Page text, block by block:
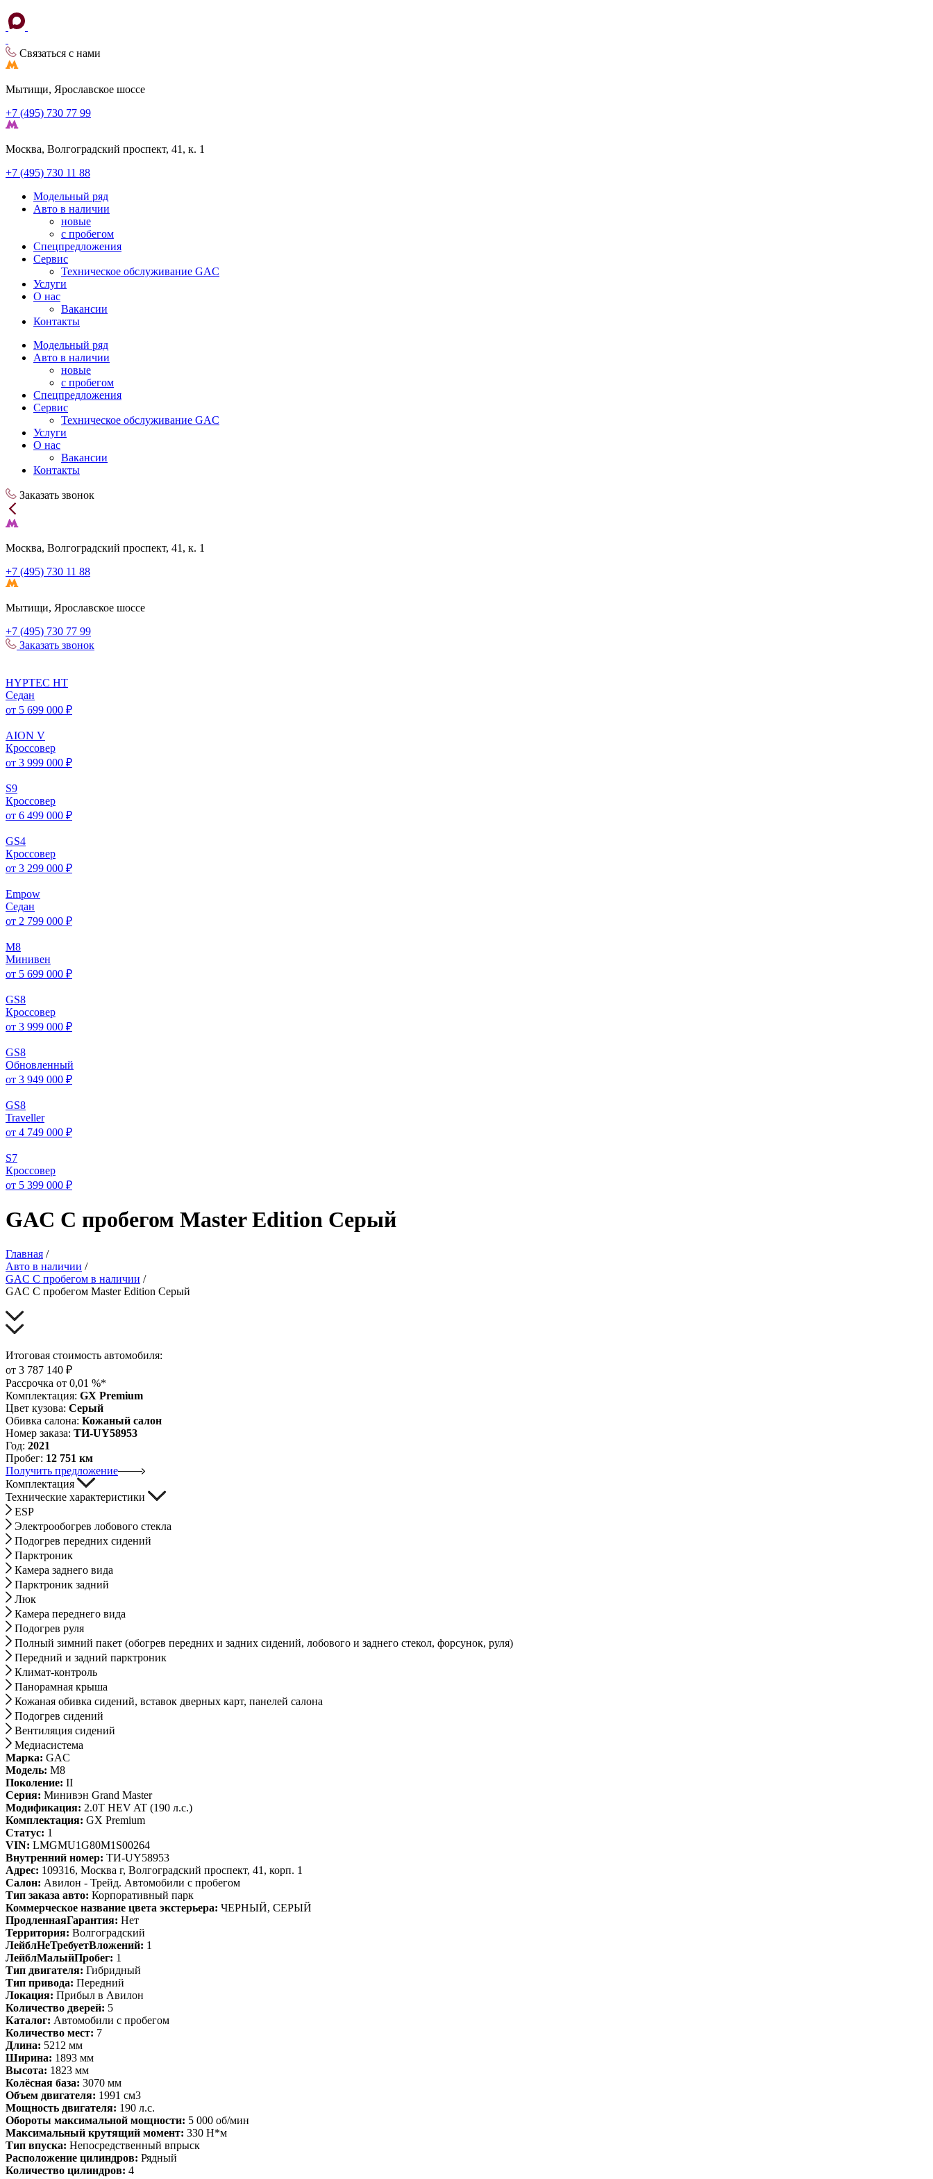
Связаться с нами
Мытищи, Ярославское шоссе
+7 (495) 730 77 99
Москва, Волгоградский проспект, 41, к. 1
+7 (495) 730 11 88
Модельный ряд
Авто в наличии
новые
с пробегом
Спецпредложения
Сервис
Техническое обслуживание GAC
Услуги
О нас
Вакансии
Контакты
Модельный ряд
Авто в наличии
новые
с пробегом
Спецпредложения
Сервис
Техническое обслуживание GAC
Услуги
О нас
Вакансии
Контакты
Заказать звонок
Москва, Волгоградский проспект, 41, к. 1
+7 (495) 730 11 88
Мытищи, Ярославское шоссе
+7 (495) 730 77 99
Заказать звонок
HYPTEC HT
Седан
от 5 699 000 ₽
AION V
Кроссовер
от 3 999 000 ₽
S9
Кроссовер
от 6 499 000 ₽
GS4
Кроссовер
от 3 299 000 ₽
Empow
Седан
от 2 799 000 ₽
M8
Минивен
от 5 699 000 ₽
GS8
Кроссовер
от 3 999 000 ₽
GS8
Обновленный
от 3 949 000 ₽
GS8
Traveller
от 4 749 000 ₽
S7
Кроссовер
от 5 399 000 ₽
GAC С пробегом Master Edition Серый
Главная /
Авто в наличии /
GAC С пробегом в наличии /
GAC С пробегом Master Edition Серый
Итоговая стоимость автомобиля:
от 3 787 140 ₽
Рассрочка от 0,01 %*
Комплектация: GX Premium
Цвет кузова: Серый
Обивка салона: Кожаный салон
Номер заказа: ТИ-UY58953
Год: 2021
Пробег: 12 751 км
Получить предложение
Комплектация
Технические характеристики
ESP
Электрообогрев лобового стекла
Подогрев передних сидений
Парктроник
Камера заднего вида
Парктроник задний
Люк
Камера переднего вида
Подогрев руля
Полный зимний пакет (обогрев передних и задних сидений, лобового и заднего стекол, форсунок, руля)
Передний и задний парктроник
Климат-контроль
Панорамная крыша
Кожаная обивка сидений, вставок дверных карт, панелей салона
Подогрев сидений
Вентиляция сидений
Медиасистема
Марка: GAC
Модель: M8
Поколение: II
Серия: Минивэн Grand Master
Модификация: 2.0T HEV AT (190 л.с.)
Комплектация: GX Premium
Статус: 1
VIN: LMGMU1G80M1S00264
Внутренний номер: ТИ-UY58953
Адрес: 109316, Москва г, Волгоградский проспект, 41, корп. 1
Салон: Авилон - Трейд. Автомобили с пробегом
Тип заказа авто: Корпоративный парк
Коммерческое название цвета экстерьера: ЧЕРНЫЙ, СЕРЫЙ
ПродленнаяГарантия: Нет
Территория: Волгоградский
ЛейблНеТребуетВложений: 1
ЛейблМалыйПробег: 1
Тип двигателя: Гибридный
Тип привода: Передний
Локация: Прибыл в Авилон
Количество дверей: 5
Каталог: Автомобили с пробегом
Количество мест: 7
Длина: 5212 мм
Ширина: 1893 мм
Высота: 1823 мм
Колёсная база: 3070 мм
Объем двигателя: 1991 см3
Мощность двигателя: 190 л.с.
Обороты максимальной мощности: 5 000 об/мин
Максимальный крутящий момент: 330 Н*м
Тип впуска: Непосредственный впрыск
Расположение цилиндров: Рядный
Количество цилиндров: 4